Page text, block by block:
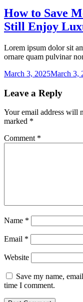
How to Save
Still Enjoy
Lorem ipsum dolor sit
ornare quam pulvinar
March 3, 2025March 3,
Leave a Reply
Your email address will
marked *
Comment *
Name *
Email *
Website
Save my name,
time I comment.